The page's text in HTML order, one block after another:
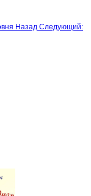
Назад Следующий: